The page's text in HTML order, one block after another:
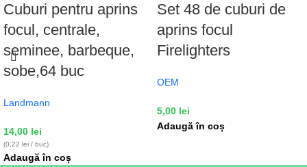
Cuburi pentru aprins
focul, centrale,
seminee, barbeque,
sobe,64 buc
Landmann
14,00 lei
(0,22 lei / buc)
Adaugă în coș
Set 48 de cuburi de
aprins focul
Firelighters
OEM
5,00 lei
Adaugă în coș